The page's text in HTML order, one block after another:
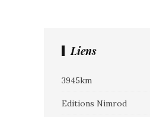
Liens
3945km
Editions Nimrod